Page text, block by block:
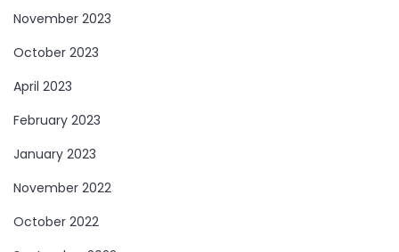
November 2023
October 2023
April 2023
February 2023
January 2023
November 2022
October 2022